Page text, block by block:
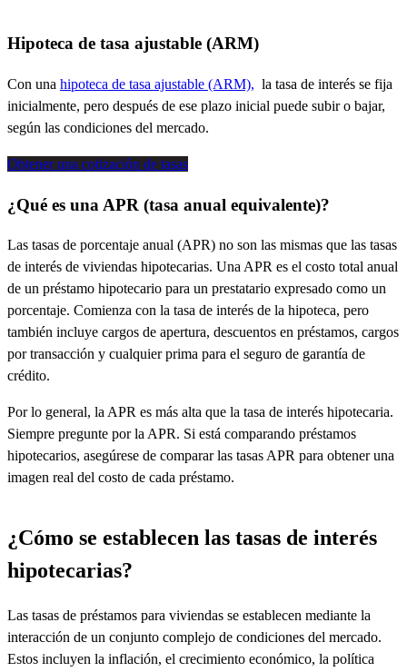
Hipoteca de tasa ajustable (ARM)
Con una hipoteca de tasa ajustable (ARM), la tasa de interés se fija
inicialmente, pero después de ese plazo inicial puede subir o bajar,
según las condiciones del mercado.
Obtener una cotización de tasas
¿Qué es una APR (tasa anual equivalente)?
Las tasas de porcentaje anual (APR) no son las mismas que las tasas
de interés de viviendas hipotecarias. Una APR es el costo total anual
de un préstamo hipotecario para un prestatario expresado como un
porcentaje. Comienza con la tasa de interés de la hipoteca, pero
también incluye cargos de apertura, descuentos en préstamos, cargos
por transacción y cualquier prima para el seguro de garantía de
crédito.
Por lo general, la APR es más alta que la tasa de interés hipotecaria.
Siempre pregunte por la APR. Si está comparando préstamos
hipotecarios, asegúrese de comparar las tasas APR para obtener una
imagen real del costo de cada préstamo.
¿Cómo se establecen las tasas de interés
hipotecarias?
Las tasas de préstamos para viviendas se establecen mediante la
interacción de un conjunto complejo de condiciones del mercado.
Estos incluyen la inflación, el crecimiento económico, la política